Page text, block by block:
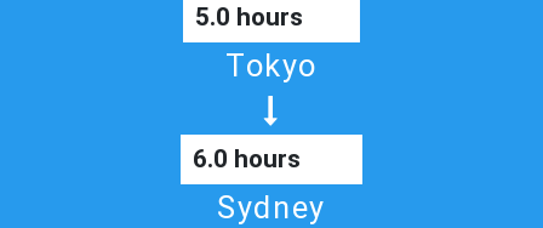
5.0 hours
Tokyo
6.0 hours
Sydney